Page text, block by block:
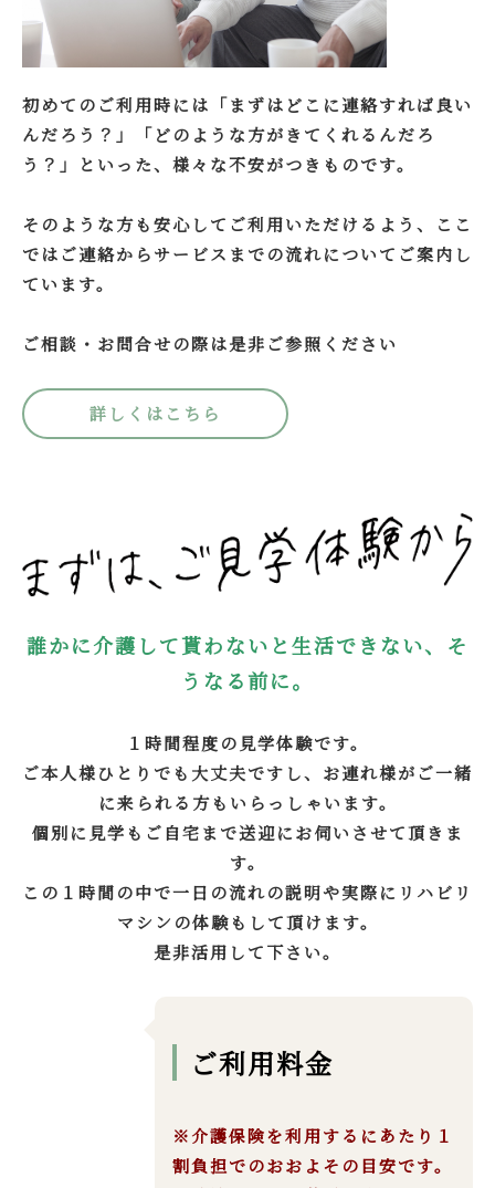
初めてのご利用時には「まずはどこに連絡すれば良い
んだろう？」「どのような方がきてくれるんだろ
う？」といった、様々な不安がつきものです。
そのような方も安心してご利用いただけるよう、ここ
ではご連絡からサービスまでの流れについてご案内し
ています。
ご相談・お問合せの際は是非ご参照ください
詳しくはこちら
誰かに介護して貰わないと生活できない、そ
うなる前に。
１時間程度の見学体験です。
ご本人様ひとりでも大丈夫ですし、お連れ様がご一緒
に来られる方もいらっしゃいます。
個別に見学もご自宅まで送迎にお伺いさせて頂きま
す。
この１時間の中で一日の流れの説明や実際にリハビリ
マシンの体験もして頂けます。
是非活用して下さい。
ご利用料金
※介護保険を利用するにあたり１
割負担でのおおよその目安です。